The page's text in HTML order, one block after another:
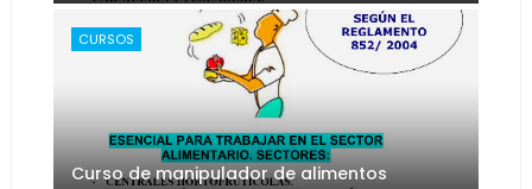
CURSOS
Curso de manipulador de alimentos